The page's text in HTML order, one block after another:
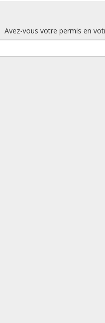
Avez-vous votre permis en